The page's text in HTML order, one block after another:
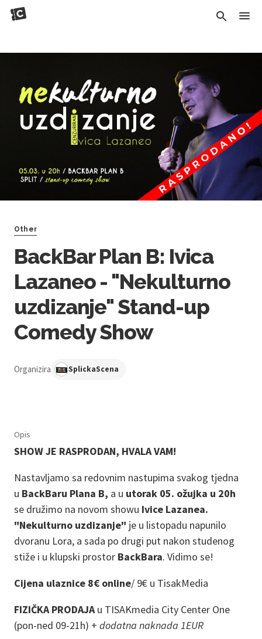
Other
BackBar Plan B: Ivica
Lazaneo - "Nekulturno
uzdizanje" Stand-up
Comedy Show
Organizira SplickaScena
Opis
SHOW JE RASPRODAN, HVALA VAM!
Nastavljamo sa redovnim nastupima svakog tjedna
u BackBaru Plana B, a u utorak 05. ožujka u 20h
se družimo na novom showu Ivice Lazanea.
"Nekulturno uzdizanje" je u listopadu napunilo
dvoranu Lora, a sada po drugi put nakon studenog
stiže i u klupski prostor BackBara. Vidimo se!
Cijena ulaznice 8€ online/ 9€ u TisakMedia
FIZIČKA PRODAJAu TISAKmedia City Center One
(pon-ned 09-21h) + dodatna naknada 1EUR